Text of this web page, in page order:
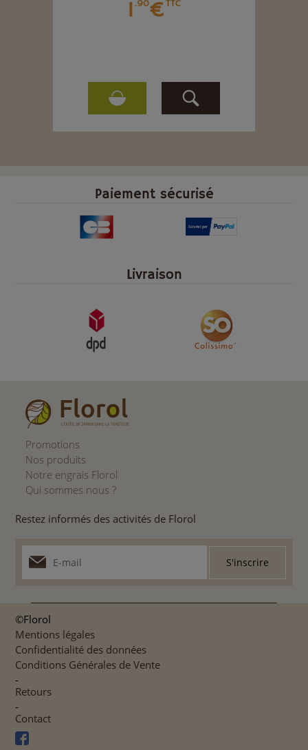
1 .90€TTC
Paiement sécurisé
Livraison
Promotions
Nos produits
Notre engrais Florol
Qui sommes nous ?
Restez informés des activités de Florol
©Florol
Mentions légales
Confidentialité des données
Conditions Générales de Vente
-
Retours
-
Contact